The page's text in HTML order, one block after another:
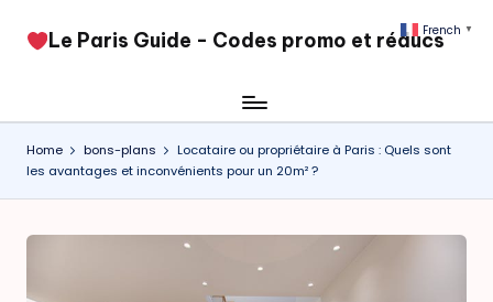
Skip
​Le Paris Guide - Codes promo et réducs
Home bons-plans
Locataire ou propriétaire à Paris : Quels sont
les avantages et inconvénients pour un 20m² ?
French ▼